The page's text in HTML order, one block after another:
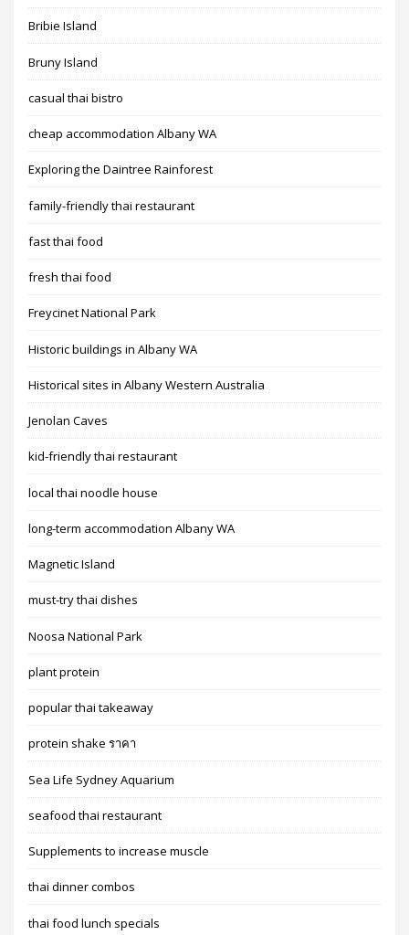
Bribie Island
Bruny Island
casual thai bistro
cheap accommodation Albany WA
Exploring the Daintree Rainforest
family-friendly thai restaurant
fast thai food
fresh thai food
Freycinet National Park
Historic buildings in Albany WA
Historical sites in Albany Western Australia
Jenolan Caves
kid-friendly thai restaurant
local thai noodle house
long-term accommodation Albany WA
Magnetic Island
must-try thai dishes
Noosa National Park
plant protein
popular thai takeaway
protein shake ราคา
Sea Life Sydney Aquarium
seafood thai restaurant
Supplements to increase muscle
thai dinner combos
thai food lunch specials